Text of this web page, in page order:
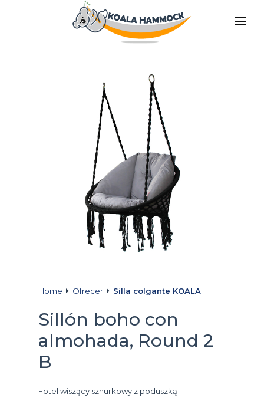
HÁGATE EL DISTRIBUDOR
Home Ofrecer Silla colgante KOALA
Sillón boho con
almohada, Round 2
B
Fotel wiszący sznurkowy z poduszką